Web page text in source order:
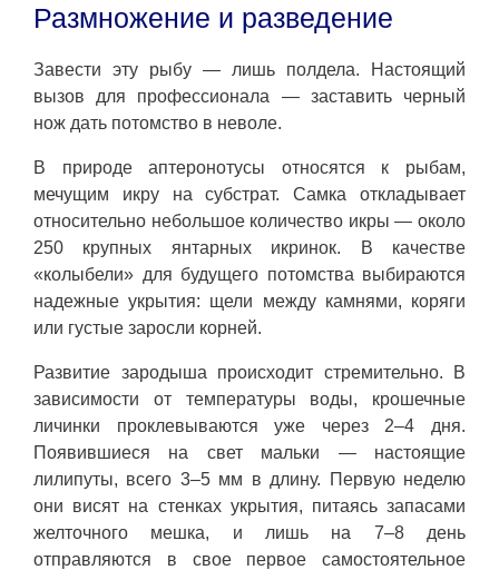
Размножение и разведение
Завести эту рыбу — лишь полдела. Настоящий
вызов для профессионала — заставить черный
нож дать потомство в неволе.
В природе аптеронотусы относятся к рыбам,
мечущим икру на субстрат. Самка откладывает
относительно небольшое количество икры — около
250 крупных янтарных икринок. В качестве
«колыбели» для будущего потомства выбираются
надежные укрытия: щели между камнями, коряги
или густые заросли корней.
Развитие зародыша происходит стремительно. В
зависимости от температуры воды, крошечные
личинки проклевываются уже через 2–4 дня.
Появившиеся на свет мальки — настоящие
лилипуты, всего 3–5 мм в длину. Первую неделю
они висят на стенках укрытия, питаясь запасами
желточного мешка, и лишь на 7–8 день
отправляются в свое первое самостоятельное